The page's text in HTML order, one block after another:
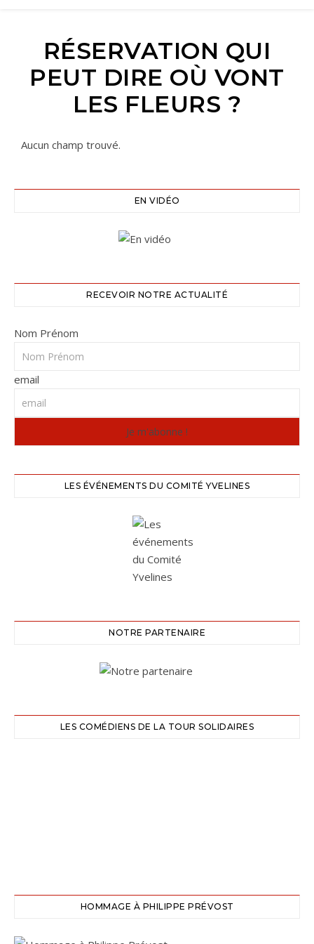
RÉSERVATION QUI
PEUT DIRE OÙ VONT
LES FLEURS ?
Aucun champ trouvé.
EN VIDÉO
RECEVOIR NOTRE ACTUALITÉ
Nom Prénom
email
LES ÉVÉNEMENTS DU COMITÉ YVELINES
NOTRE PARTENAIRE
LES COMÉDIENS DE LA TOUR SOLIDAIRES
HOMMAGE À PHILIPPE PRÉVOST